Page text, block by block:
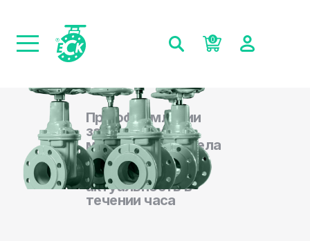
0
При оформлении
заказа на сайте,
менеджеры отдела
продаж
подтверждают
актуальность в
течении часа